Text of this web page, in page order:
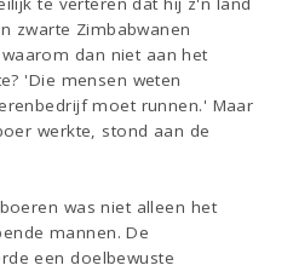
zwarte Zimbabwanen
dan niet aan het
'Die mensen weten
moet runnen.' Maar
werkte, stond aan de
was niet alleen het
mannen. De
een doelbewuste